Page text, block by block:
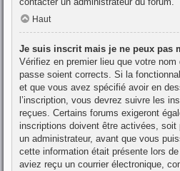
Haut
Je suis inscrit mais je ne peux pas
Vérifiez en premier lieu que votre nom
passe soient corrects. Si la
et que vous avez spécifié avoir en
l’inscription, vous devrez suivre les
reçues. Certains forums exigeront
inscriptions doivent être activées, soit
un administrateur, avant que vous
cette information était présente lors
aviez reçu un courrier électronique,